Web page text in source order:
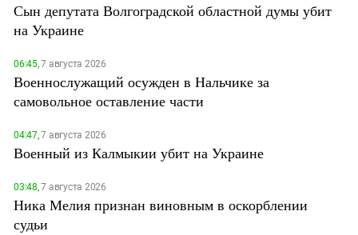
Сын депутата Волгоградской областной думы убит
на Украине
06:45,7 августа 2026
Военнослужащий осужден в Нальчике за
самовольное оставление части
04:47,7 августа 2026
Военный из Калмыкии убит на Украине
03:48,7 августа 2026
Ника Мелия признан виновным в оскорблении
судьи